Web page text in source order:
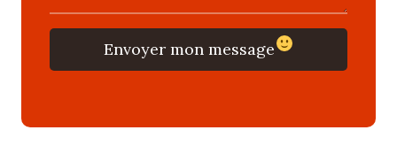
Envoyer mon message